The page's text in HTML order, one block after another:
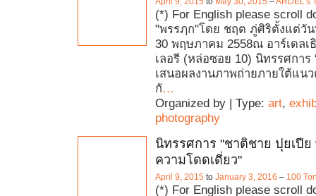
(*) For English please scroll
"พรรฦก"โดย ชฤต ภู่ศิริตั้งแต่วั
30 พฤษภาคม 2558ณ อาร์เดลเ
เลอรี (หล่อซอย 10) นิทรรศการ
เสนอผลงานภาพถ่ายภายใต้แน
กั…
Organized by | Type: art,
photography
นิทรรศการ "ชาติชาย ปุยเปี
ความโดดเดี่ยว"
April 9, 2015 to January 3, 2016 – 100
(*) For English please scroll